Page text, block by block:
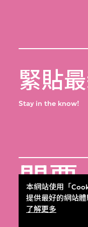
本網站使用「
提供最好的網站體
了解更多
緊貼
Stay in the know!
門票